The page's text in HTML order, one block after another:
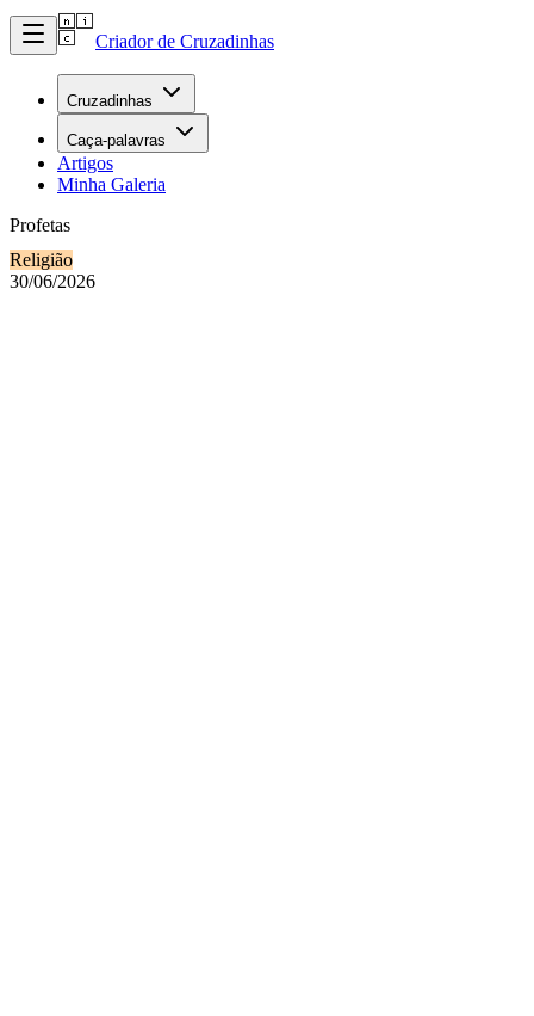
Criador de Cruzadinhas
Cruzadinhas
Caça-palavras
Artigos
Minha Galeria
Profetas
Religião
30/06/2026